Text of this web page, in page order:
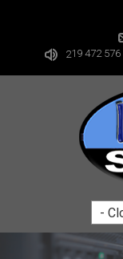
219 472 576